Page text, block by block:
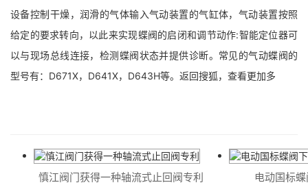
设备控制干燥，润滑的气体输入气动装置的气缸体，气动装置按照
给定的要求转向，以此来实现蝶阀的启闭和调节动作:智能定位器可
以与现场总线连接，检测蝶阀状态并提供诊断。常见的气动蝶阀的
型号有：D671X，D641X，D643H等。返回搜狐，查看更加多
慎江阀门获得一种轴流式止回阀专利 电动国标蝶